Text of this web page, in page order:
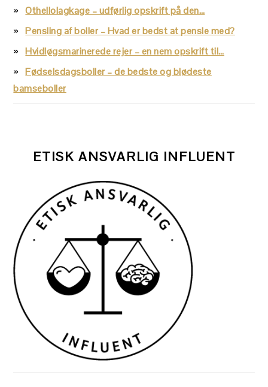
Othellolagkage – udførlig opskrift på den…
Pensling af boller – Hvad er bedst at pensle med?
Hvidløgsmarinerede rejer – en nem opskrift til…
Fødselsdagsboller – de bedste og blødeste
bamseboller
ETISK ANSVARLIG INFLUENT